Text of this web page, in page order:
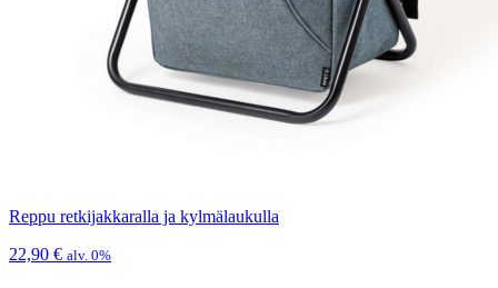
Reppu retkijakkaralla ja kylmälaukulla
22,90 € alv. 0%